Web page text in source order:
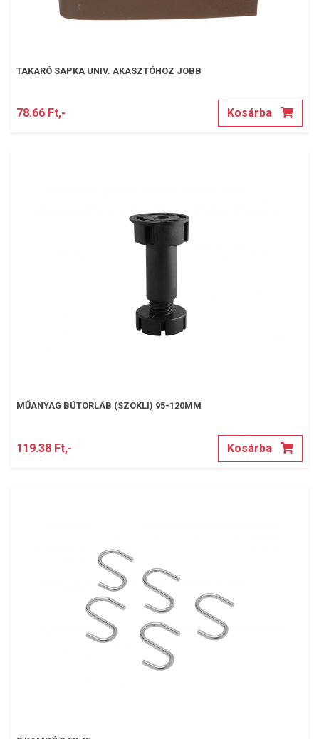
TAKARÓ SAPKA UNIV. AKASZTÓHOZ JOBB
78.66 Ft,- Kosárba
MŰANYAG BÚTORLÁB (SZOKLI) 95-120MM
119.38 Ft,- Kosárba